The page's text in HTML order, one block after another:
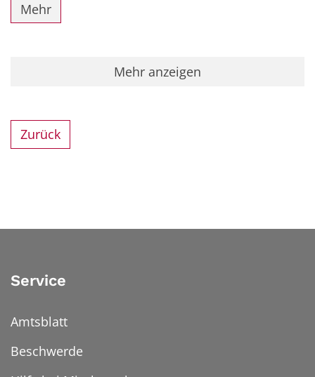
Mehr
Mehr anzeigen
Zurück
Service
Amtsblatt
Beschwerde